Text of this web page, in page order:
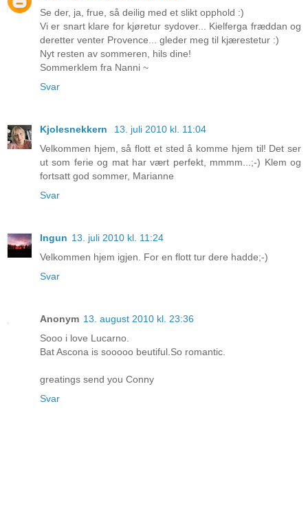
Se der, ja, frue, så deilig med et slikt opphold :)
Vi er snart klare for kjøretur sydover... Kielferga fræddan og
deretter venter Provence... gleder meg til kjærestetur :)
Nyt resten av sommeren, hils dine!
Sommerklem fra Nanni ~
Svar
Kjolesnekkern
13. juli 2010 kl. 11:04
Velkommen hjem, så flott et sted å komme hjem til! Det ser
ut som ferie og mat har vært perfekt, mmmm...;-) Klem og
fortsatt god sommer, Marianne
Svar
Ingun 13. juli 2010 kl. 11:24
Velkommen hjem igjen. For en flott tur dere hadde;-)
Svar
Anonym 13. august 2010 kl. 23:36
Sooo i love Lucarno.
Bat Ascona is sooooo beutiful.So romantic.
greatings send you Conny
Svar